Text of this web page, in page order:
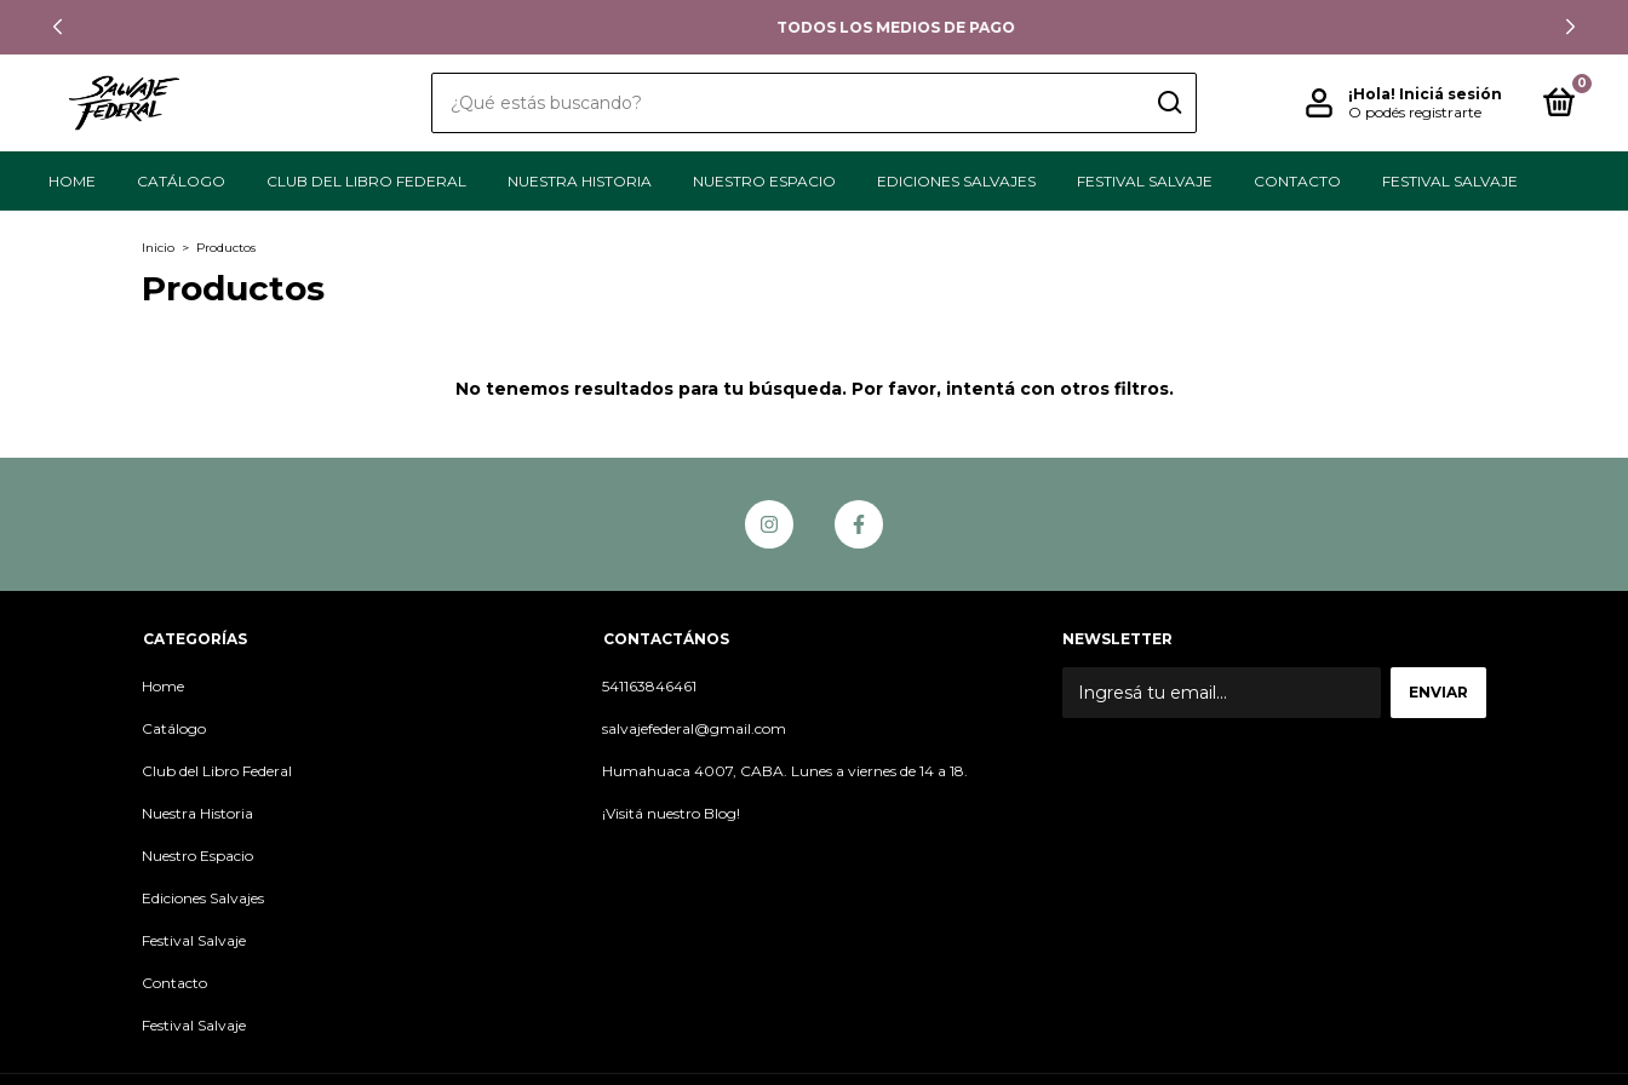
TODOS LOS MEDIOS DE PAGO
¡Hola! Iniciá sesión
O podés registrarte
0
HOME CATÁLOGO CLUB DEL LIBRO FEDERAL NUESTRA HISTORIA NUESTRO ESPACIO EDICIONES SALVAJES FESTIVAL SALVAJE CONTACTO FESTIVAL SALVAJE
Inicio > Productos
Productos
No tenemos resultados para tu búsqueda. Por favor, intentá con otros filtros.
CATEGORÍAS
Home
Catálogo
Club del Libro Federal
Nuestra Historia
Nuestro Espacio
Ediciones Salvajes
Festival Salvaje
Contacto
Festival Salvaje
CONTACTÁNOS
541163846461
salvajefederal@gmail.com
Humahuaca 4007, CABA. Lunes a viernes de 14 a 18.
¡Visitá nuestro Blog!
NEWSLETTER